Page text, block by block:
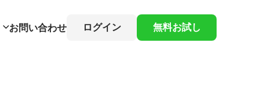
お問い合わせ ログイン 無料お試し